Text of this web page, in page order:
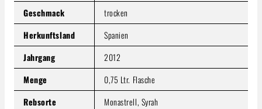
Geschmack
trocken
Herkunftsland
Spanien
Jahrgang
2012
Menge
0,75 Ltr. Flasche
Rebsorte
Monastrell, Syrah